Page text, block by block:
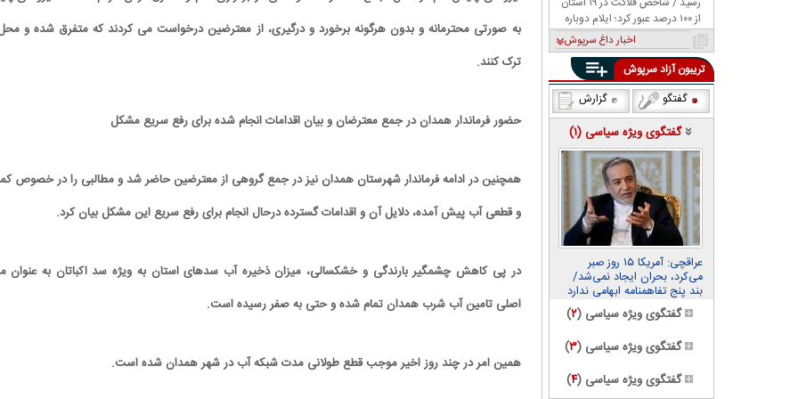
به صورتی محترمانه و بدون هرگونه برخورد و درگیری، از معترضین درخواست می کردند که متفرق شده و
ترک کنند.
حضور فرماندار همدان در جمع معترضان و بیان اقدامات انجام شده برای رفع سریع مشکل
همچنین در ادامه فرماندار شهرستان همدان نیز در جمع گروهی از معترضین حاضر شد و مطالبی را در خصوص
و قطعی آب پیش آمده، دلایل آن و اقدامات گسترده درحال انجام برای رفع سریع این مشکل بیان کرد.
در پی کاهش چشمگیر بارندگی و خشکسالی، میزان ذخیره آب سدهای استان به ویژه سد اکباتان به عنوان
اصلی تامین آب شرب همدان تمام شده و حتی به صفر رسیده است.
همین امر در چند روز اخیر موجب قطع طولانی مدت شبکه آب در شهر همدان شده است.
از ۱۰۰ درصد عبور کرد؛ ایلام دوباره
صدرنشین شد اخبار داغ سرپوش
تریبون آزاد سرپوش
گفتگو
گزارش
گفتگوی ویژه سیاسی (۱)
عراقچی: آمریکا ۱۵ روز صبر
می‌کرد، بحران ایجاد نمی‌شد/
بند پنج تفاهمنامه ابهامی ندارد
گفتگوی ویژه سیاسی (۲)
گفتگوی ویژه سیاسی (۳)
گفتگوی ویژه سیاسی (۴)